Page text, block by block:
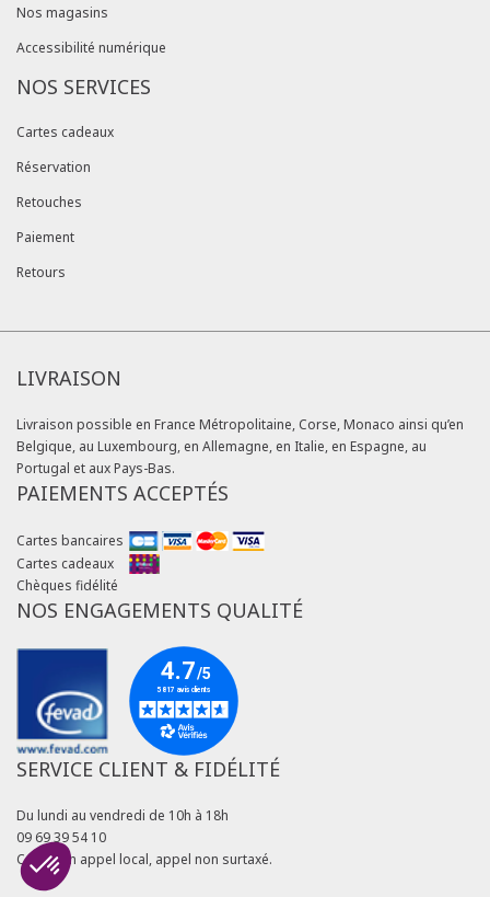
Nos magasins
Accessibilité numérique
NOS SERVICES
Cartes cadeaux
Réservation
Retouches
Paiement
Retours
LIVRAISON
Livraison possible en France Métropolitaine, Corse, Monaco ainsi qu’en
Belgique, au Luxembourg, en Allemagne, en Italie, en Espagne, au
Portugal et aux Pays-Bas.
PAIEMENTS ACCEPTÉS
Cartes bancaires
Cartes cadeaux
Chèques fidélité
NOS ENGAGEMENTS QUALITÉ
SERVICE CLIENT & FIDÉLITÉ
Du lundi au vendredi de 10h à 18h
09 69 39 54 10
Coût d'un appel local, appel non surtaxé.